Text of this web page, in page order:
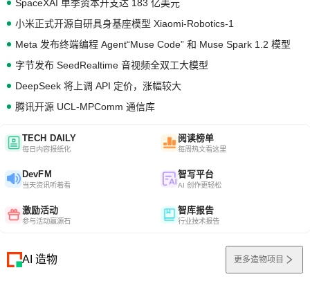
SpaceXAI 单季资本开支达 183 亿美元
小米正式开源自研具身基座模型 Xiaomi-Robotics-1
Meta 发布终端编程 Agent“Muse Code” 和 Muse Spark 1.2 模型
字节发布 SeedRealtime 音视频全双工大模型
DeepSeek 将上调 API 定价，涨幅较大
腾讯开源 UCL-MPComm 通信库
TECH DAILY
每日内容报纸化
阅读榜单
每周热文看这里
DevFM
当天资讯听着看
智写平台
AI 创作更轻松
激励活动
参与活动赢源石
智库报告
行业技术报告
AI 造物 更多造物项目